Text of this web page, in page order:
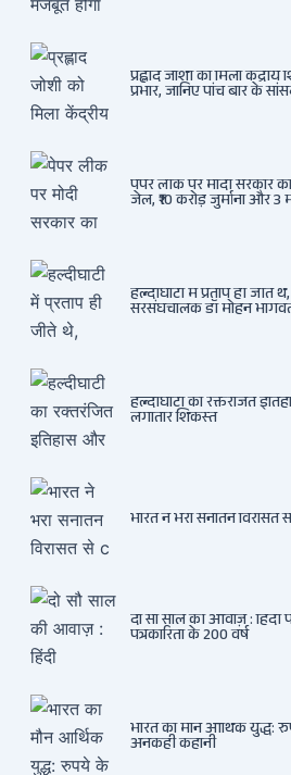
प्रह्लाद जोशी को मिला केंद्रीय
प्रभार, जानिए पांच बार के
पेपर लीक पर मोदी सरकार
जेल, ₹10 करोड़ जुर्माना और
हल्दीघाटी में प्रताप ही जीते
सरसंघचालक डॉ मोहन
हल्दीघाटी का रक्तरंजित
लगातार शिकस्त
भारत ने भरा सनातन
दो सौ साल की आवाज़ : हिंदी
पत्रकारिता के 200 वर्ष
भारत का मौन आर्थिक
अनकही कहानी